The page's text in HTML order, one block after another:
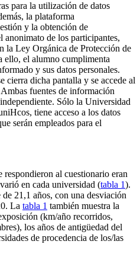
para la utilización de datos
la plataforma
y la obtención de
de los participantes,
la Ley Orgánica de Protección de
ello, el alumno cumplimenta
y sus datos personales.
cierra dicha pantalla y se accede al
fuentes de información
Sólo la Universidad
tiene acceso a los datos
serán empleados para el
al cuestionario eran
en cada universidad (tabla 1).
21,1 años, con una desviación
La tabla 1 también muestra la
(km/año recorridos,
los años de antigüedad del
de procedencia de los/las